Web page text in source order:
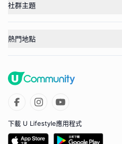
社群主題
熱門地點
下載 U Lifestyle應用程式